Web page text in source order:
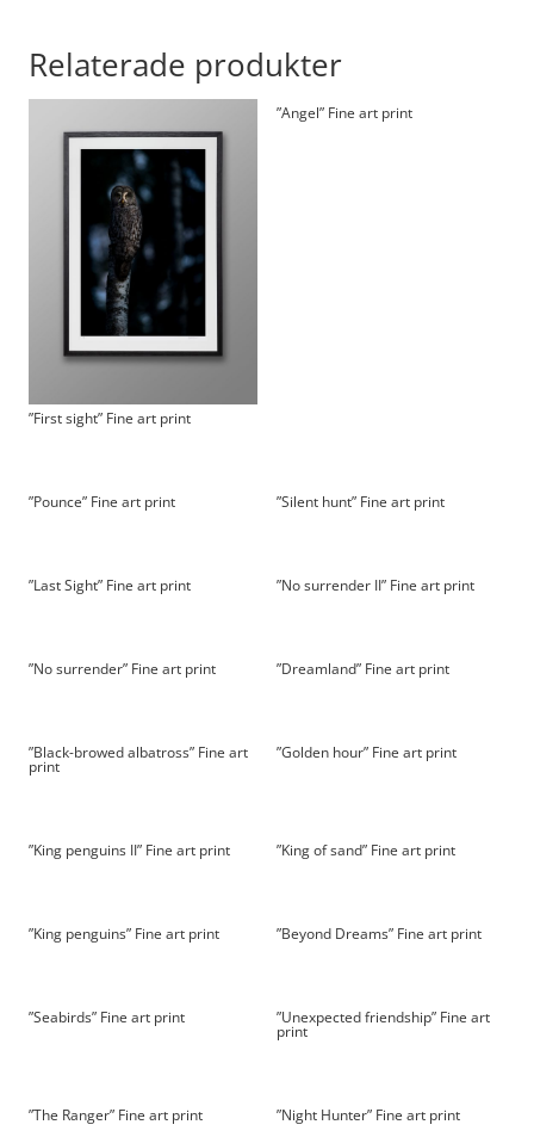
Relaterade produkter
”First sight” Fine art print
”Angel” Fine art print
”Pounce” Fine art print ”Silent hunt” Fine art print
”Last Sight” Fine art print ”No surrender II” Fine art print
”No surrender” Fine art print ”Dreamland” Fine art print
”Black-browed albatross” Fine art
print
”Golden hour” Fine art print
”King penguins II” Fine art print ”King of sand” Fine art print
”King penguins” Fine art print ”Beyond Dreams” Fine art print
”Seabirds” Fine art print ”Unexpected friendship” Fine art
print
”The Ranger” Fine art print ”Night Hunter” Fine art print